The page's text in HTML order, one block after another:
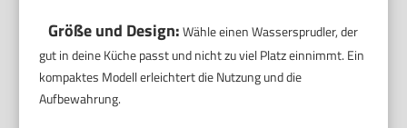
Größe und Design:Wähle einen Wassersprudler, der
gut in deine Küche passt und nicht zu viel Platz einnimmt. Ein
kompaktes Modell erleichtert die Nutzung und die
Aufbewahrung.